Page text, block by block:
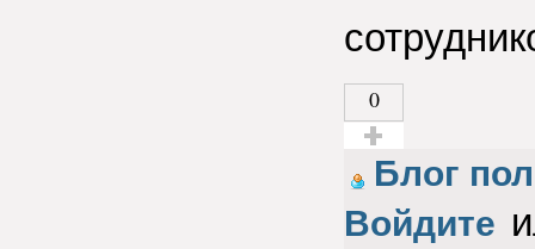
0
Голос за!
Блог
Войдите